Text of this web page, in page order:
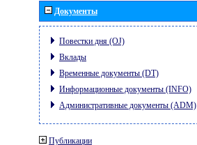
Документы
Повестки дня (OJ)
Вклады
Временные документы (DT)
Информационные документы (INFO)
Административные документы (ADM)
Публикации